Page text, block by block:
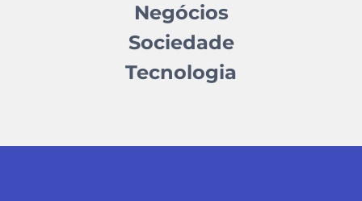
Negócios
Sociedade
Tecnologia